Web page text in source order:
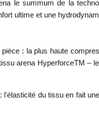
le summum de la
ultime et une
: la plus haute
arena HyperforceTM –
du tissu en fait